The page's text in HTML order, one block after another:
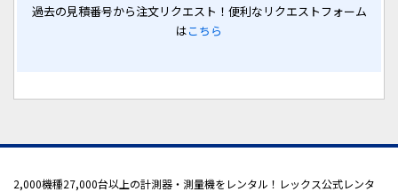
過去の見積番号から注文リクエスト！便利なリクエストフォーム
はこちら
2,000機種27,000台以上の計測器・測量機をレンタル！レックス公式レンタ